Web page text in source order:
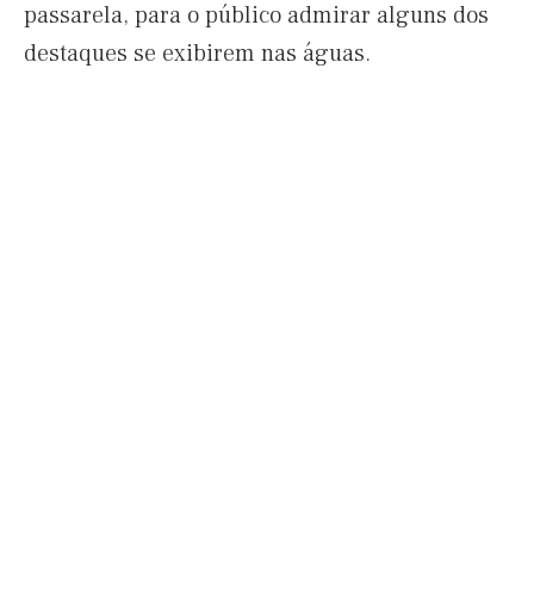
passarela, para o público admirar alguns dos
destaques se exibirem nas águas.